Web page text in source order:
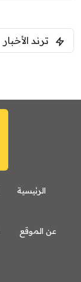
ترند الأخبار
الرئيسية
عن الموقع